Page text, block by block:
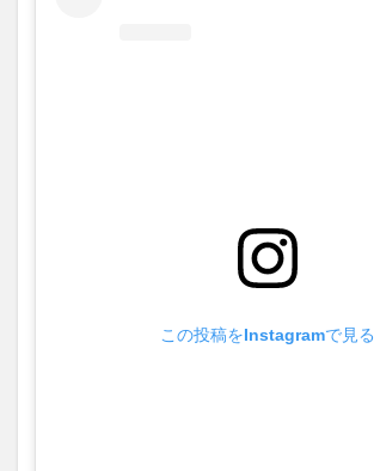
この投稿をInstagramで見る